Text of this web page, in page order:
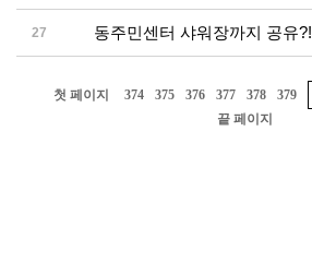
27 동주민센터 샤워장까지 공유?!
첫 페이지 374 375 376 377 378 379
끝 페이지